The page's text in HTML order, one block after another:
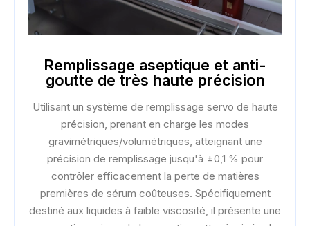
Remplissage aseptique et anti-
goutte de très haute précision
Utilisant un système de remplissage servo de haute
précision, prenant en charge les modes
gravimétriques/volumétriques, atteignant une
précision de remplissage jusqu'à ±0,1 % pour
contrôler efficacement la perte de matières
premières de sérum coûteuses. Spécifiquement
destiné aux liquides à faible viscosité, il présente une